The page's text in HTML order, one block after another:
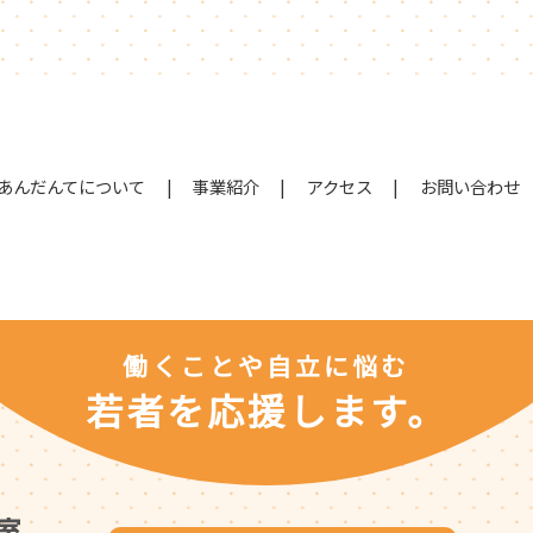
んだんてについて 事業紹介 アクセス お問い合わせ
働くことや自立に悩む
若者を応援します。